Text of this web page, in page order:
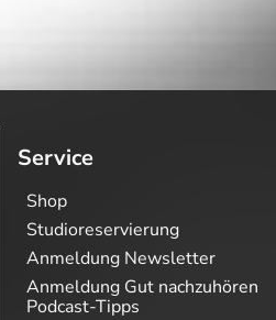
Service
Shop
Studioreservierung
Anmeldung Newsletter
Anmeldung Gut nachzuhören
Podcast-Tipps